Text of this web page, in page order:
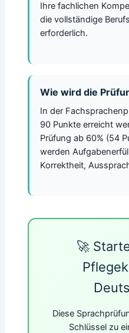
Ihre fachlichen
die vollständige
erforderlich.
Wie wird die
In der
90 Punkte erreicht
Prüfung ab 60% (54
werden
Korrektheit,
🚀
Diese
Schlüssel zu